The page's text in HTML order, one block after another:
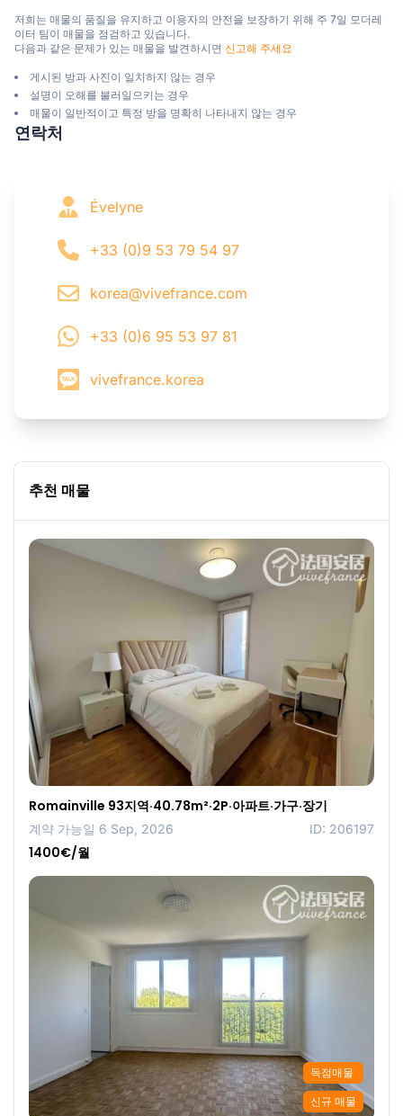
저희는 매물의 품질을 유지하고 이용자의 안전을 보장하기 위해 주 7일 모더레
이터 팀이 매물을 점검하고 있습니다.
다음과 같은 문제가 있는 매물을 발견하시면 신고해 주세요
게시된 방과 사진이 일치하지 않는 경우
설명이 오해를 불러일으키는 경우
매물이 일반적이고 특정 방을 명확히 나타내지 않는 경우
연락처
Évelyne
+33 (0)9 53 79 54 97
korea@vivefrance.com
+33 (0)6 95 53 97 81
vivefrance.korea
추천 매물
Romainville 93지역·40.78m²·2P·아파트·가구·장기
계약 가능일 6 Sep, 2026 ID: 206197
1400€/월
독점매물
신규 매물